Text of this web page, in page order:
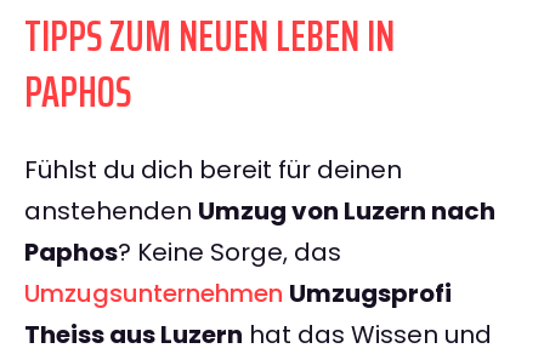
TIPPS ZUM NEUEN LEBEN IN
PAPHOS
Fühlst du dich bereit für deinen
anstehenden Umzug von Luzern nach
Paphos? Keine Sorge, das
Umzugsunternehmen Umzugsprofi
Theiss aus Luzern hat das Wissen und